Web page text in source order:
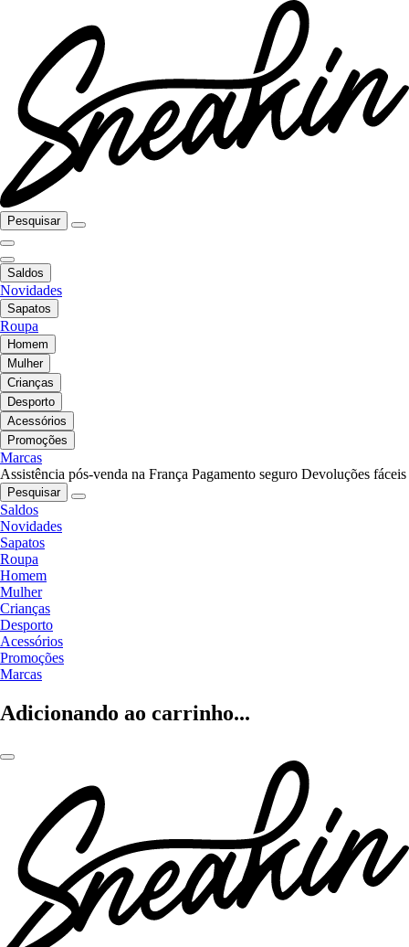
Pesquisar
Saldos
Novidades
Sapatos
Roupa
Homem
Mulher
Crianças
Desporto
Acessórios
Promoções
Marcas
Assistência pós-venda na França Pagamento seguro Devoluções fáceis
Pesquisar
Saldos
Novidades
Sapatos
Roupa
Homem
Mulher
Crianças
Desporto
Acessórios
Promoções
Marcas
Adicionando ao carrinho...